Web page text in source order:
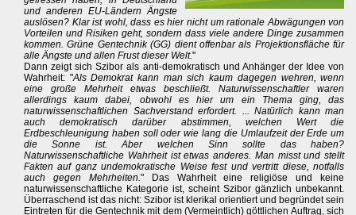
und anderen EU-Ländern Ängste
auslösen? Klar ist wohl, dass es hier nicht um rationale Abwägungen von
Vorteilen und Risiken geht, sondern dass viele andere Dinge zusammen
kommen. Grüne Gentechnik (GG) dient offenbar als Projektionsfläche für
alle Ängste und allen Frust dieser Welt."
Dann zeigt sich Szibor als anti-demokratisch und Anhänger der Idee von
Wahrheit: "Als Demokrat kann man sich kaum dagegen wehren, wenn
eine große Mehrheit etwas beschließt. Naturwissenschaftler waren
allerdings kaum dabei, obwohl es hier um ein Thema ging, das
naturwissenschaftlichen Sachverstand erfordert. ... Natürlich kann man
auch demokratisch darüber abstimmen, welchen Wert die
Erdbeschleunigung haben soll oder wie lang die Umlaufzeit der Erde um
die Sonne ist. Aber welchen Sinn sollte das haben?
Naturwissenschaftliche Wahrheit ist etwas anderes. Man misst und stellt
Fakten auf ganz undemokratische Weise fest und vertritt diese, notfalls
auch gegen Mehrheiten." Das Wahrheit eine religiöse und keine
naturwissenschaftliche Kategorie ist, scheint Szibor gänzlich unbekannt.
Überraschend ist das nicht: Szibor ist klerikal orientiert und begründet sein
Eintreten für die Gentechnik mit dem (Vermeintlich) göttlichen Auftrag, sich